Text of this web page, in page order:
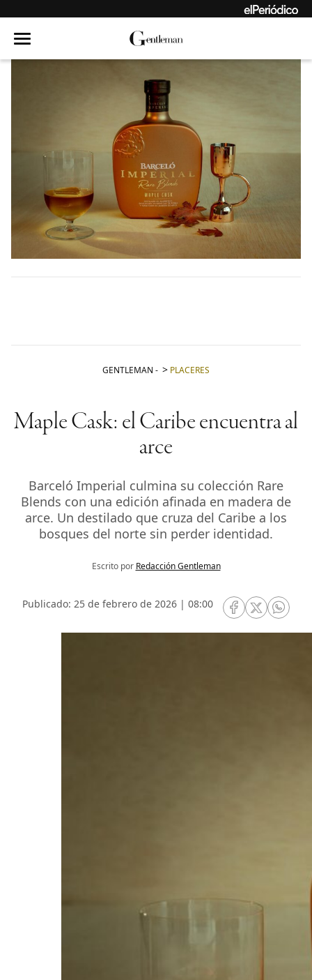
GENTLEMAN - PLACERES
Maple Cask: el Caribe encuentra al
arce
Barceló Imperial culmina su colección Rare
Blends con una edición afinada en madera de
arce. Un destilado que cruza del Caribe a los
bosques del norte sin perder identidad.
Escrito por Redacción Gentleman
Publicado: 25 de febrero de 2026 | 08:00
RRSS Facebook
RRSSRRSS